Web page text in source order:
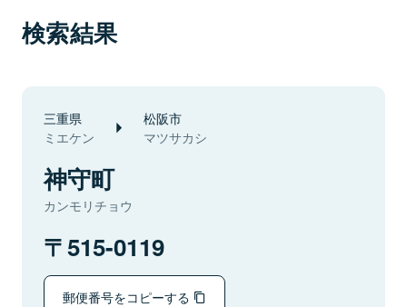
検索結果
三重県
ミエケン
松阪市
マツサカシ
神守町
カンモリチョウ
515-0119
郵便番号をコピーする